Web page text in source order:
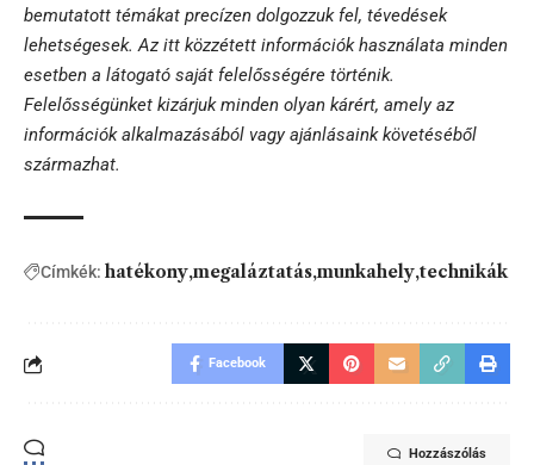
bemutatott témákat precízen dolgozzuk fel, tévedések
lehetségesek. Az itt közzétett információk használata minden
esetben a látogató saját felelősségére történik.
Felelősségünket kizárjuk minden olyan kárért, amely az
információk alkalmazásából vagy ajánlásaink követéséből
származhat.
Címkék: hatékony megaláztatás munkahely technikák
Facebook
Hozzászólás